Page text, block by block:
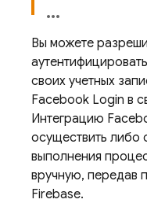
Вы можете
своих учетных
Facebook Login в
Интеграцию
осуществить либо
выполнения
вручную, передав
Firebase.